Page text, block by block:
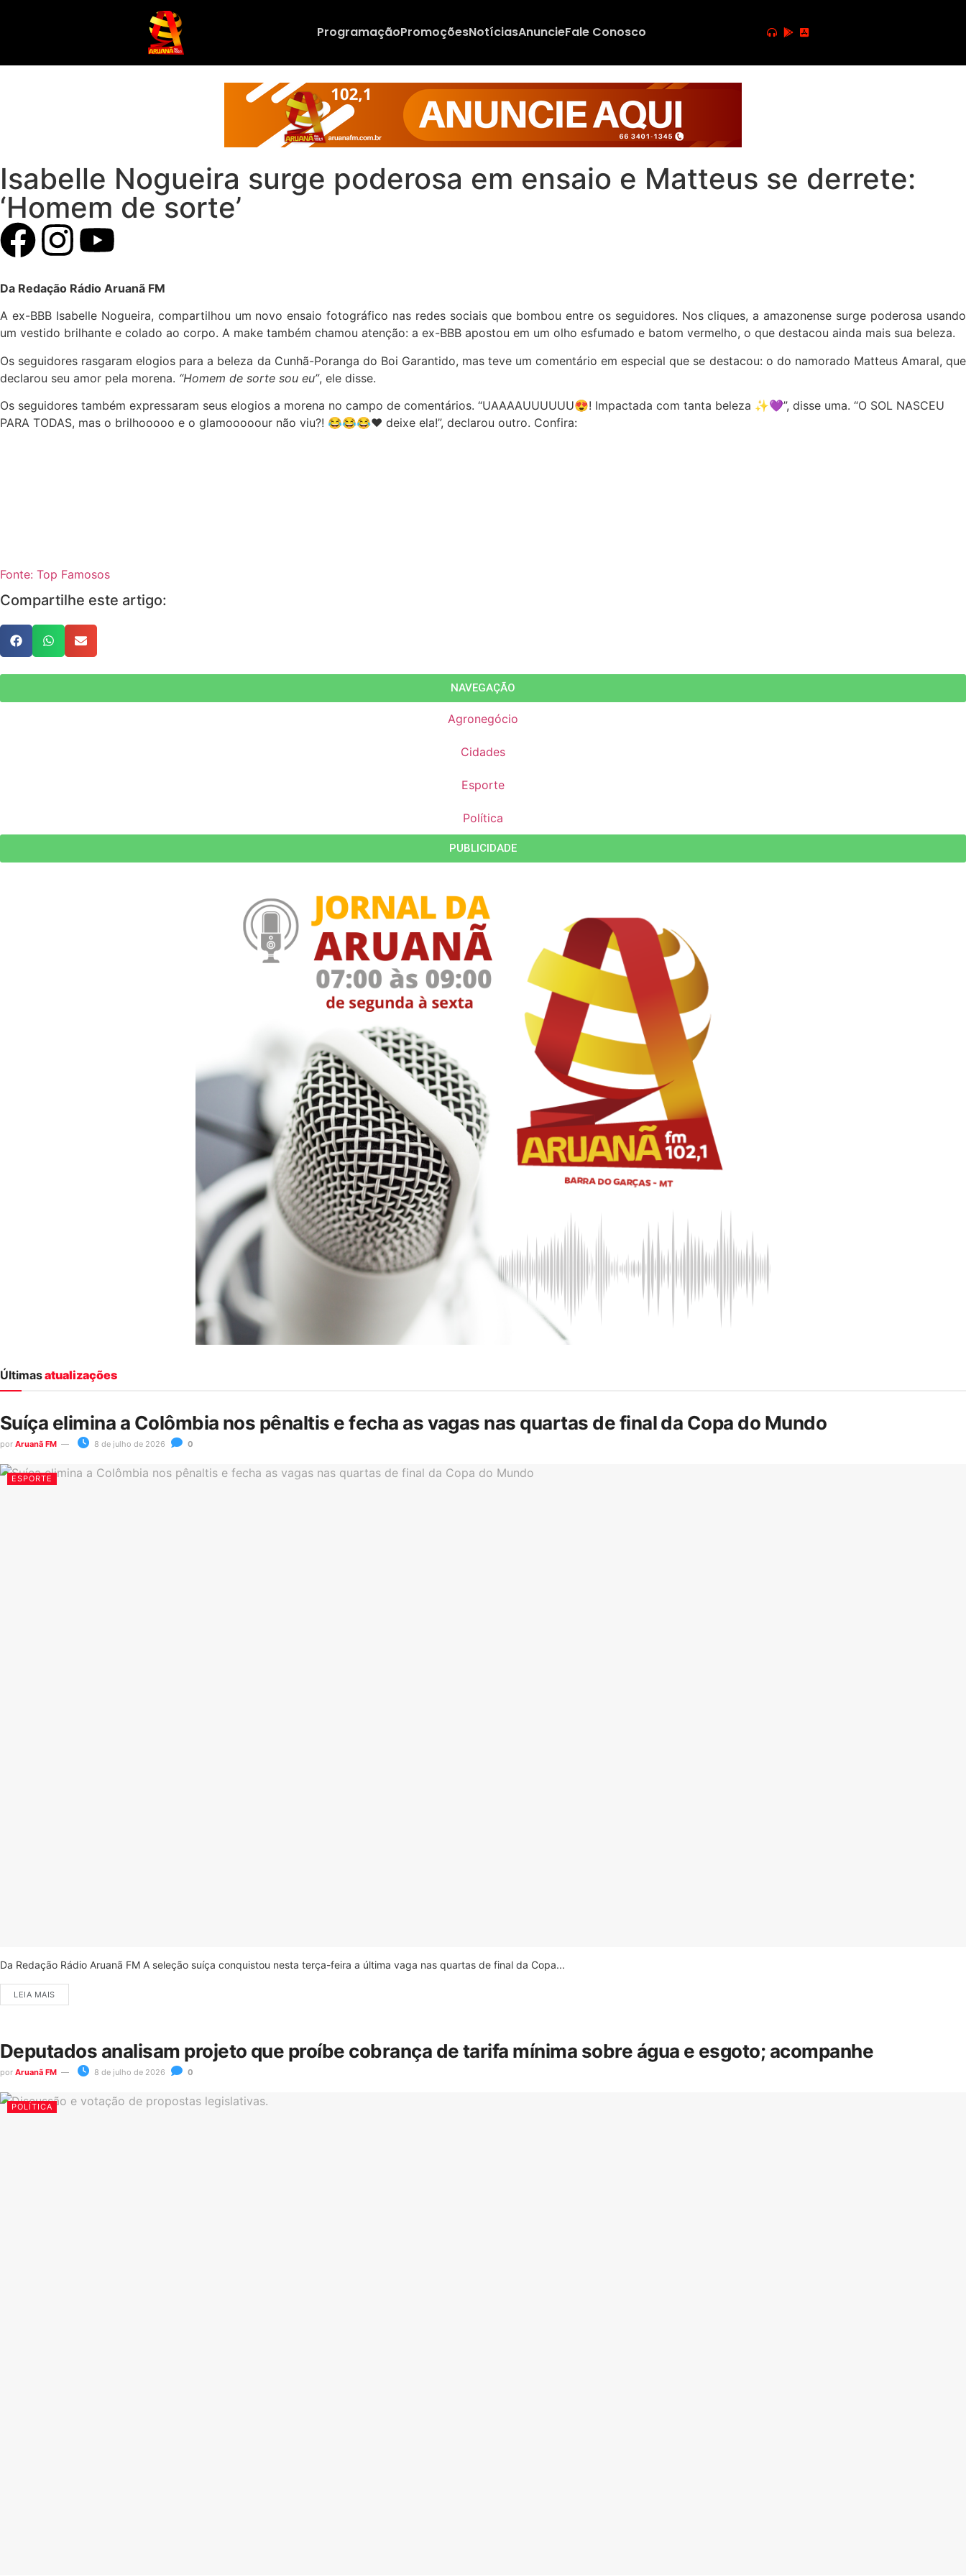
ProgramaçãoPromoçõesNotíciasAnuncieFale Conosco
Isabelle Nogueira surge poderosa em ensaio e Matteus se derrete:
‘Homem de sorte’
Da Redação Rádio Aruanã FM
A ex-BBB Isabelle Nogueira, compartilhou um novo ensaio fotográfico nas redes sociais que bombou entre os seguidores. Nos cliques, a amazonense surge poderosa usando
um vestido brilhante e colado ao corpo. A make também chamou atenção: a ex-BBB apostou em um olho esfumado e batom vermelho, o que destacou ainda mais sua beleza.
Os seguidores rasgaram elogios para a beleza da Cunhã-Poranga do Boi Garantido, mas teve um comentário em especial que se destacou: o do namorado Matteus Amaral, que
declarou seu amor pela morena. “Homem de sorte sou eu”, ele disse.
Os seguidores também expressaram seus elogios a morena no campo de comentários. “UAAAAUUUUUU😍! Impactada com tanta beleza ✨💜”, disse uma. “O SOL NASCEU
PARA TODAS, mas o brilhooooo e o glamooooour não viu?! 😂😂😂❤️ deixe ela!”, declarou outro. Confira:
Fonte: Top Famosos
Compartilhe este artigo:
NAVEGAÇÃO
Agronegócio
Cidades
Esporte
Política
PUBLICIDADE
Últimasatualizações
Suíça elimina a Colômbia nos pênaltis e fecha as vagas nas quartas de final da Copa do Mundo
por Aruanã FM 8 de julho de 2026 0
ESPORTE
Da Redação Rádio Aruanã FM A seleção suíça conquistou nesta terça-feira a última vaga nas quartas de final da Copa...
LEIA MAIS
Deputados analisam projeto que proíbe cobrança de tarifa mínima sobre água e esgoto; acompanhe
por Aruanã FM 8 de julho de 2026 0
POLÍTICA